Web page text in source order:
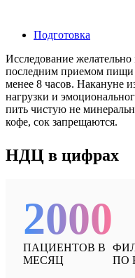
Подготовка
Исследование
последним приемом пищи
менее 8 часов. Накануне
нагрузки и
пить чистую не
кофе, сок запрещаются.
НДЦ в цифрах
2000
ПАЦИЕНТОВ В
МЕСЯЦ
ПО